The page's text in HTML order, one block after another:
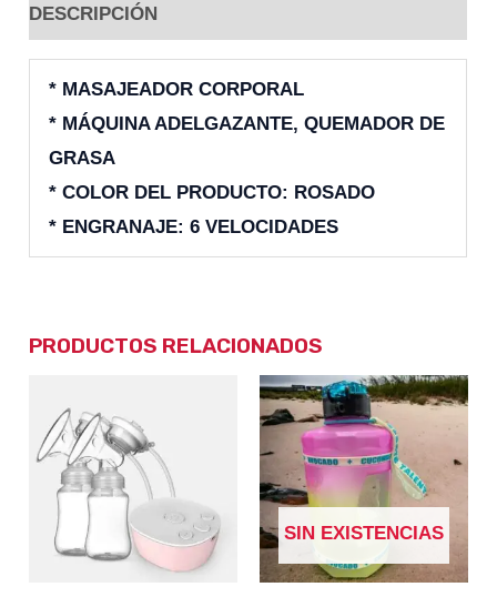
DESCRIPCIÓN
* MASAJEADOR CORPORAL
* MÁQUINA ADELGAZANTE, QUEMADOR DE
GRASA
* COLOR DEL PRODUCTO: ROSADO
* ENGRANAJE: 6 VELOCIDADES
PRODUCTOS RELACIONADOS
SIN EXISTENCIAS